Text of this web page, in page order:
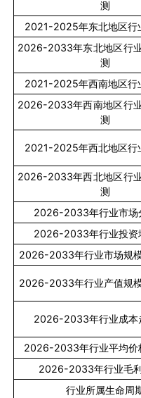
测
2021-2025年东北地区行
2026-2033年东北地区行
测
2021-2025年西南地区行
2026-2033年西南地区行
测
2021-2025年西北地区行
2026-2033年西北地区行
测
2026-2033年行业市场
2026-2033年行业投资
2026-2033年行业市场规
2026-2033年行业产值规
2026-2033年行业成本
2026-2033年行业平均价
2026-2033年行业毛
行业所属生命周